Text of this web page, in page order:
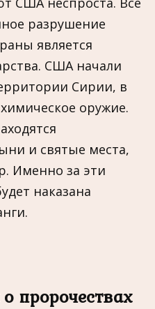
разрушение
является
США начали
Сирии, в
оружие.
и святые места,
Именно за эти
наказана
пророчествах